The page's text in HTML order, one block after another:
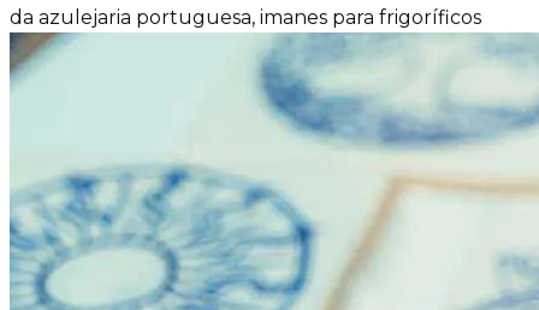
da azulejaria portuguesa, imanes para frigoríficos